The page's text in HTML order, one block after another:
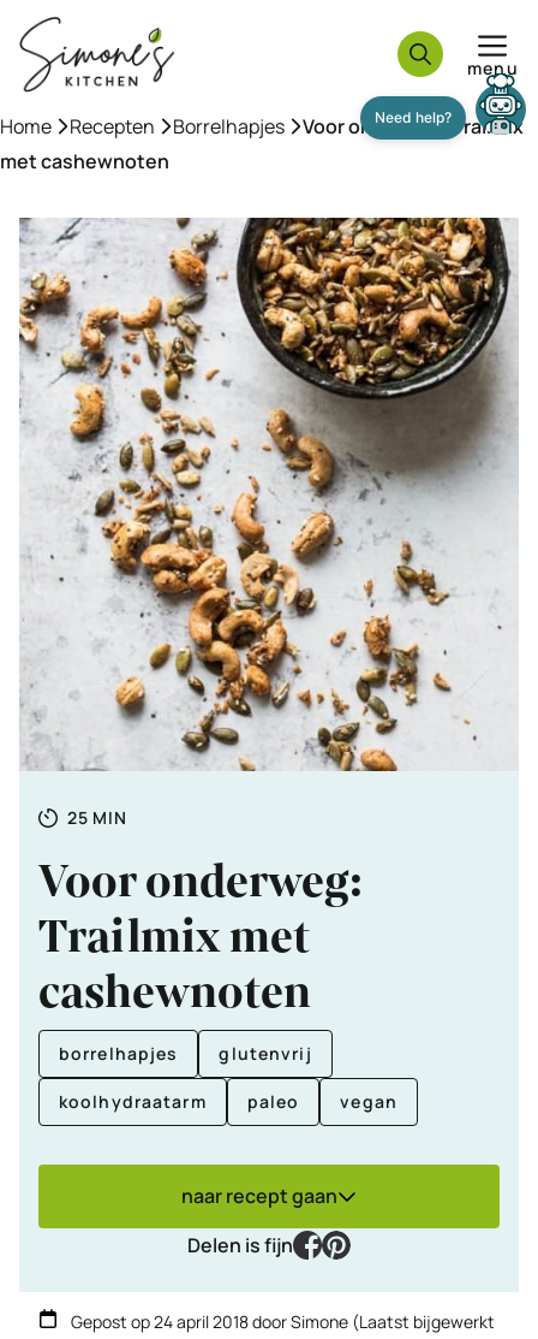
naar
inhoud
menu
Home »Recepten »Borrelhapjes »Voor onderweg: Trailmix
met cashewnoten
Totale
25 MINUTEN
MIN
Voor onderweg:
Trailmix met
cashewnoten
borrelhapjes glutenvrij
koolhydraatarm paleo vegan
naar recept gaan
Delen is fijn
facebook
pinterest
Gepost op24 april 2018doorSimone (Laatst bijgewerkt